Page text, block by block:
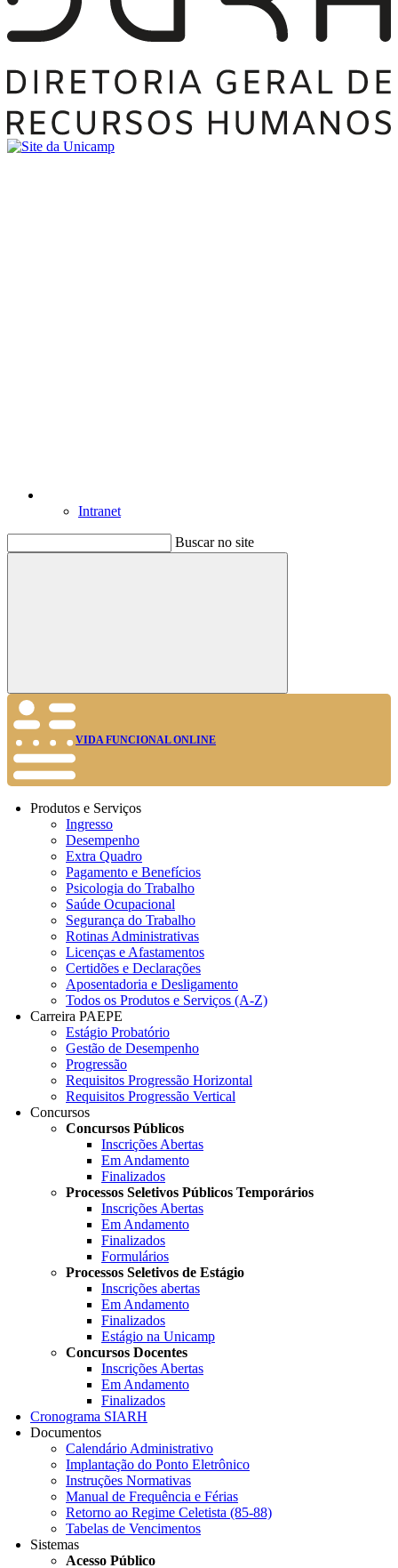
Intranet
Buscar no site
Buscar
VIDA FUNCIONAL ONLINE
Produtos e Serviços
Ingresso
Desempenho
Extra Quadro
Pagamento e Benefícios
Psicologia do Trabalho
Saúde Ocupacional
Segurança do Trabalho
Rotinas Administrativas
Licenças e Afastamentos
Certidões e Declarações
Aposentadoria e Desligamento
Todos os Produtos e Serviços (A-Z)
Carreira PAEPE
Estágio Probatório
Gestão de Desempenho
Progressão
Requisitos Progressão Horizontal
Requisitos Progressão Vertical
Concursos
Concursos Públicos
Inscrições Abertas
Em Andamento
Finalizados
Processos Seletivos Públicos Temporários
Inscrições Abertas
Em Andamento
Finalizados
Formulários
Processos Seletivos de Estágio
Inscrições abertas
Em Andamento
Finalizados
Estágio na Unicamp
Concursos Docentes
Inscrições Abertas
Em Andamento
Finalizados
Cronograma SIARH
Documentos
Calendário Administrativo
Implantação do Ponto Eletrônico
Instruções Normativas
Manual de Frequência e Férias
Retorno ao Regime Celetista (85-88)
Tabelas de Vencimentos
Sistemas
Acesso Público